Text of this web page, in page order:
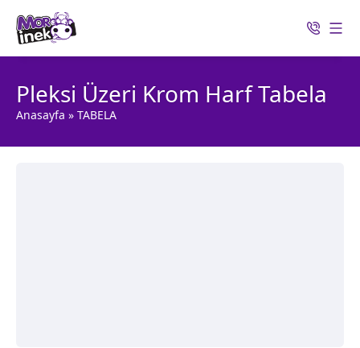
Pleksi Üzeri Krom Harf Tabela
Anasayfa » TABELA